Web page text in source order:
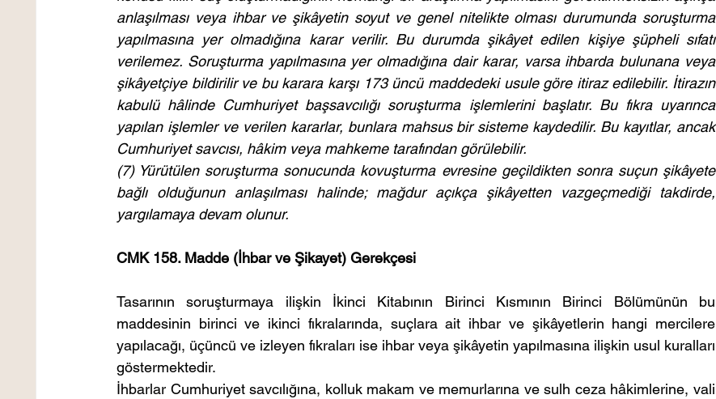
anlaşılması veya ihbar ve şikâyetin soyut ve genel nitelikte olması durumunda soruşturma
yapılmasına yer olmadığına karar verilir. Bu durumda şikâyet edilen kişiye şüpheli sıfatı
verilemez. Soruşturma yapılmasına yer olmadığına dair karar, varsa ihbarda bulunana veya
şikâyetçiye bildirilir ve bu karara karşı 173 üncü maddedeki usule göre itiraz edilebilir. İtirazın
kabulü hâlinde Cumhuriyet başsavcılığı soruşturma işlemlerini başlatır. Bu fıkra uyarınca
yapılan işlemler ve verilen kararlar, bunlara mahsus bir sisteme kaydedilir. Bu kayıtlar, ancak
Cumhuriyet savcısı, hâkim veya mahkeme tarafından görülebilir.
(7) Yürütülen soruşturma sonucunda kovuşturma evresine geçildikten sonra suçun şikâyete
bağlı olduğunun anlaşılması halinde; mağdur açıkça şikâyetten vazgeçmediği takdirde,
yargılamaya devam olunur.
CMK 158. Madde (İhbar ve Şikayet) Gerekçesi
Tasarının soruşturmaya ilişkin İkinci Kitabının Birinci Kısmının Birinci Bölümünün bu
maddesinin birinci ve ikinci fıkralarında, suçlara ait ihbar ve şikâyetlerin hangi mercilere
yapılacağı, üçüncü ve izleyen fıkraları ise ihbar veya şikâyetin yapılmasına ilişkin usul kuralları
göstermektedir.
İhbarlar Cumhuriyet savcılığına, kolluk makam ve memurlarına ve sulh ceza hâkimlerine, vali